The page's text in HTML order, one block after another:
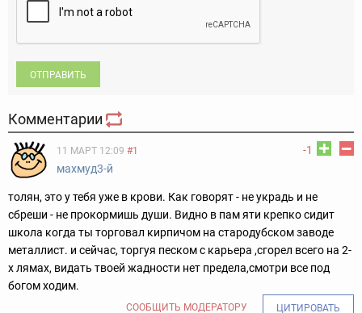
ОТПРАВИТЬ
Комментарии
-1
11 МАРТ 12:09 #1
махмуд3-й
толян, это у тебя уже в крови. Как говорят - не украдь и не
сбреши - не прокормишь души. Видно в пам яти крепко сидит
школа когда ты торговал кирпичом на стародубском заводе
металлист. и сейчас, торгуя песком с карьера ,сгорел всего на 2-
х лямах, видать твоей жадности нет предела,смотри все под
богом ходим.
СООБЩИТЬ МОДЕРАТОРУ ЦИТИРОВАТЬ